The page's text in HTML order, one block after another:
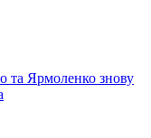
Ярмоленко знову